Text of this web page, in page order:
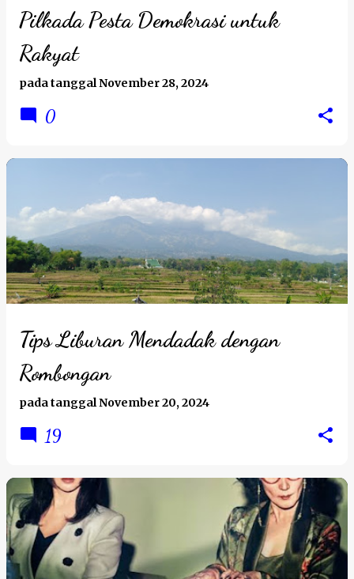
Pilkada Pesta Demokrasi untuk
Rakyat
pada tanggalNovember 28, 2024
0
Tips Liburan Mendadak dengan
Rombongan
pada tanggalNovember 20, 2024
19